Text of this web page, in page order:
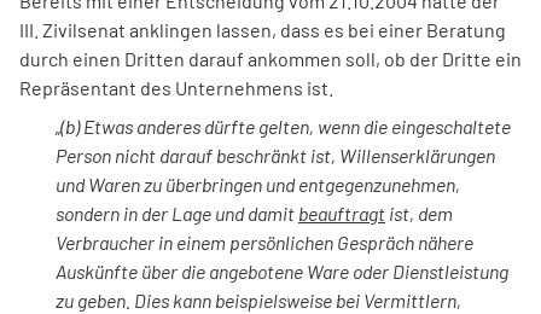
III. Zivilsenat anklingen lassen, dass es bei einer Beratung
durch einen Dritten darauf ankommen soll, ob der Dritte ein
Repräsentant des Unternehmens ist.
„(b) Etwas anderes dürfte gelten, wenn die eingeschaltete
Person nicht darauf beschränkt ist, Willenserklärungen
und Waren zu überbringen und entgegenzunehmen,
sondern in der Lage und damit beauftragt ist, dem
Verbraucher in einem persönlichen Gespräch nähere
Auskünfte über die angebotene Ware oder Dienstleistung
zu geben. Dies kann beispielsweise bei Vermittlern,